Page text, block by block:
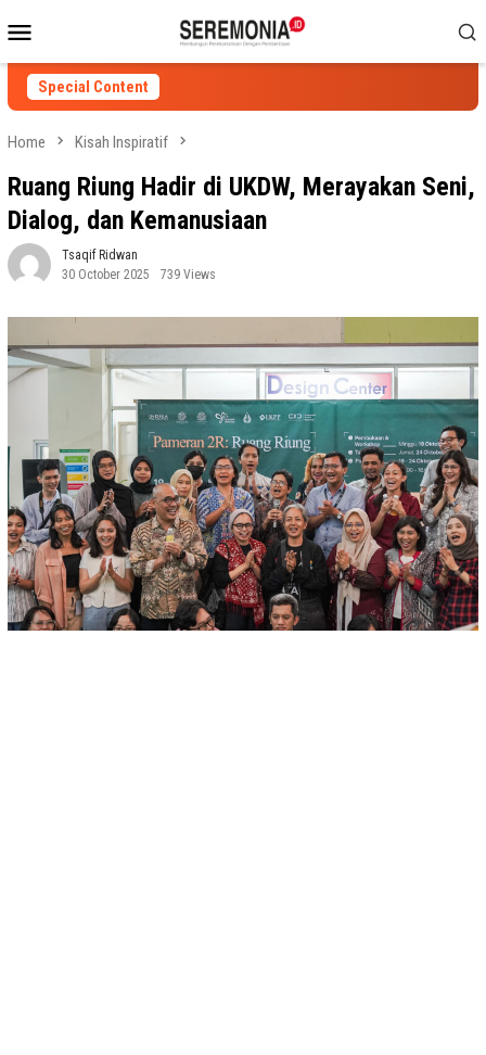
to
contentMenu
Special Content
Home Kisah Inspiratif
Ruang Riung Hadir di UKDW, Merayakan Seni,
Dialog, dan Kemanusiaan
Tsaqif Ridwan
30 October 2025
739 Views